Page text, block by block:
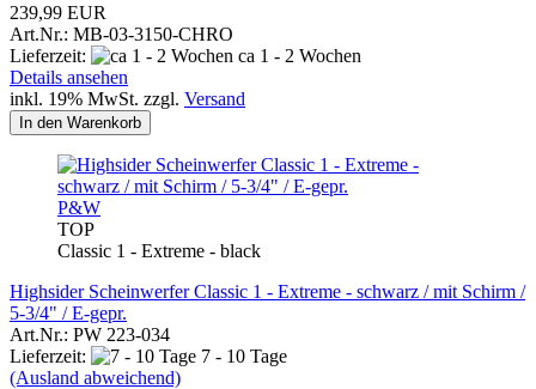
239,99 EUR
Art.Nr.: MB-03-3150-CHRO
Lieferzeit:
ca 1 - 2 Wochen
Details ansehen
inkl. 19% MwSt. zzgl. Versand
In den Warenkorb
P&W
TOP
Classic 1 - Extreme - black
Highsider Scheinwerfer Classic 1 - Extreme - schwarz / mit Schirm /
5-3/4" / E-gepr.
Art.Nr.: PW 223-034
Lieferzeit:
7 - 10 Tage
(Ausland abweichend)